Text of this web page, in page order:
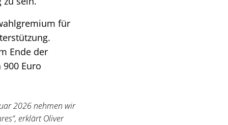
für
Ende der
Euro
2026 nehmen wir
erklärt Oliver